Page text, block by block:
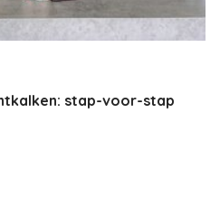
stap-voor-stap